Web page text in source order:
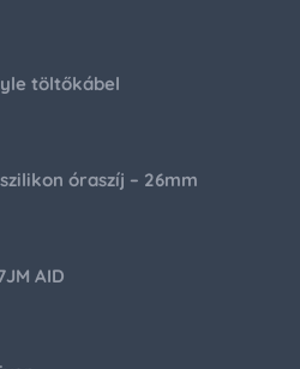
töltőkábel
óraszíj – 26mm
AID